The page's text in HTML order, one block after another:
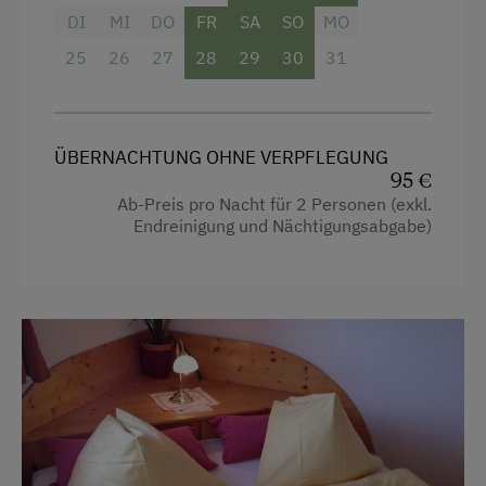
Brötchenservice
Geschirr vorhanden
Geschirrspüler
Kaffeemaschine
Terrasse
Verpflegung
Frühstück vom Buffett
Übernachtung mit Frühstück
Mikrowelle
Reinigungsausstattung in der Wohnung
Küche
Küchenausstattung
Kühlschrank
Doppelbett
Ausziehcouch
Einzelbett
DI
25
MI
26
DO
27
FR
28
SA
29
SO
30
MO
31
ÜBERNACHTUNG OHNE VERPFLEGUNG
95 €
Ab-Preis pro Nacht für 2 Personen (exkl.
Endreinigung und Nächtigungsabgabe)